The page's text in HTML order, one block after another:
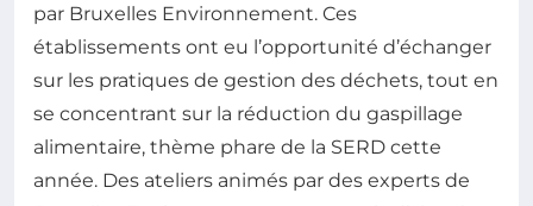
par Bruxelles Environnement. Ces
établissements ont eu l’opportunité d’échanger
sur les pratiques de gestion des déchets, tout en
se concentrant sur la réduction du gaspillage
alimentaire, thème phare de la SERD cette
année. Des ateliers animés par des experts de